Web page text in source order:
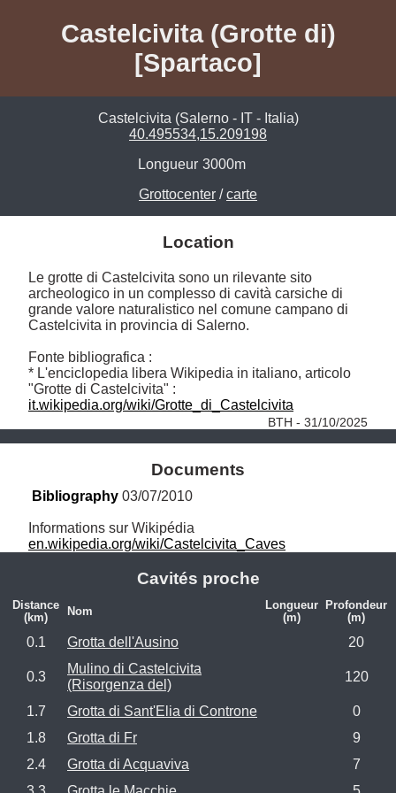
Castelcivita (Grotte di)
[Spartaco]
Castelcivita (Salerno - IT - Italia)
40.495534,15.209198
Longueur 3000m
Grottocenter /carte
Location
Le grotte di Castelcivita sono un rilevante sito
archeologico in un complesso di cavità carsiche di
grande valore naturalistico nel comune campano di
Castelcivita in provincia di Salerno.
Fonte bibliografica :
* L'enciclopedia libera Wikipedia in italiano, articolo
it.wikipedia.org/wiki/Grotte_di_Castelcivita
BTH - 31/10/2025
Documents
Bibliography 03/07/2010
en.wikipedia.org/wiki/Castelcivita_Caves
Cavités proche
Distance
(km)
Nom
Longueur
(m)
Profondeur
(m)
0.1 Grotta dell'Ausino 20
0.3
Mulino di Castelcivita
(Risorgenza del)
120
1.7 Grotta di Sant'Elia di Controne
0
1.8
Grotta di Fr
9
2.4
Grotta di Acquaviva
7